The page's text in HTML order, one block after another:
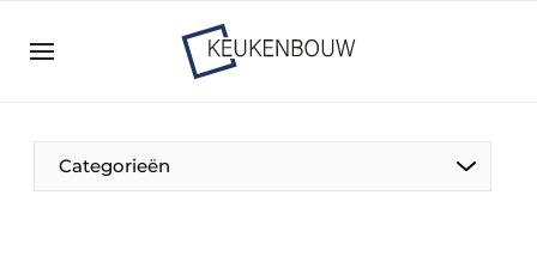
Bedrijven
Bedrijven
Categorieën